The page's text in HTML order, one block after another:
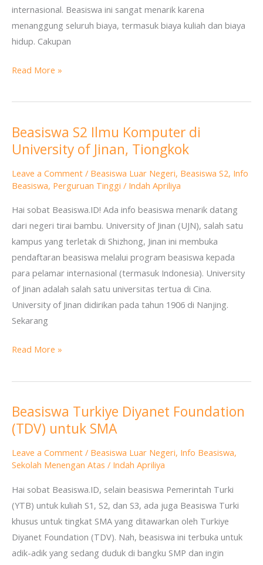
internasional. Beasiswa ini sangat menarik karena
menanggung seluruh biaya, termasuk biaya kuliah dan biaya
hidup. Cakupan
Read More »
Beasiswa S2 Ilmu Komputer di
University of Jinan, Tiongkok
Leave a Comment / Beasiswa Luar Negeri, Beasiswa S2, Info
Beasiswa, Perguruan Tinggi / Indah Apriliya
Hai sobat Beasiswa.ID! Ada info beasiswa menarik datang
dari negeri tirai bambu. University of Jinan (UJN), salah satu
kampus yang terletak di Shizhong, Jinan ini membuka
pendaftaran beasiswa melalui program beasiswa kepada
para pelamar internasional (termasuk Indonesia). University
of Jinan adalah salah satu universitas tertua di Cina.
University of Jinan didirikan pada tahun 1906 di Nanjing.
Sekarang
Beasiswa
S2
Komputer
University
of
Jinan,
Tiongkok
Read More »
Beasiswa Turkiye Diyanet Foundation
(TDV) untuk SMA
Leave a Comment / Beasiswa Luar Negeri, Info Beasiswa,
Sekolah Menengan Atas / Indah Apriliya
Hai sobat Beasiswa.ID, selain beasiswa Pemerintah Turki
(YTB) untuk kuliah S1, S2, dan S3, ada juga Beasiswa Turki
khusus untuk tingkat SMA yang ditawarkan oleh Turkiye
Diyanet Foundation (TDV). Nah, beasiswa ini terbuka untuk
adik-adik yang sedang duduk di bangku SMP dan ingin
Beasiswa
Turkiye
Foundation
untuk
SMA